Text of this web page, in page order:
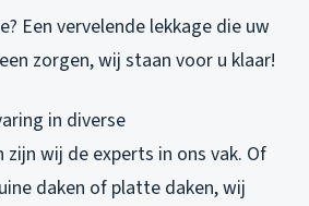
Een vervelende lekkage die uw
zorgen, wij staan voor u klaar!
in diverse
zijn wij de experts in ons vak. Of
daken of platte daken, wij